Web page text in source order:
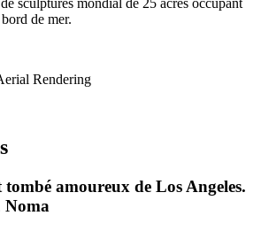
sculptures mondial de 25 acres occupant
de mer.
amoureux de Los Angeles.
Noma